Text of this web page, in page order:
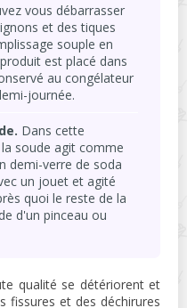
vous débarrasser
et des tiques
souple en
est placé dans
au congélateur
journée.
Dans cette
soude agit comme
demi-verre de soda
un jouet et agité
quoi le reste de la
d'un pinceau ou
qualité se détériorent et
fissures et des déchirures